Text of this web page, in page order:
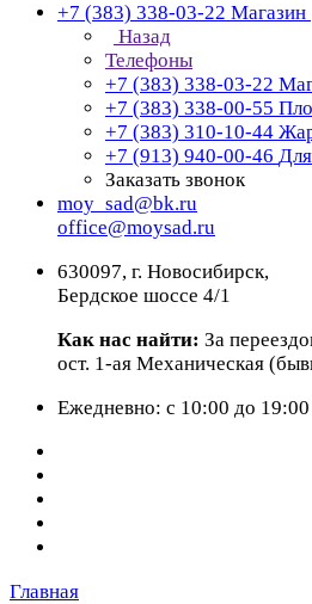
+7 (383) 338-03-22 Магазин
Назад
Телефоны
+7 (383) 338-03-22
+7 (383) 338-00-55
+7 (383) 310-10-44
+7 (913) 940-00-46
Заказать звонок
moy_sad@bk.ru
office@moysad.ru
630097, г. Новосибирск,
Бердское шоссе 4/1
Как нас найти: За
ост. 1-ая Механическая
Ежедневно: с 10:00 до 19:00
Главная